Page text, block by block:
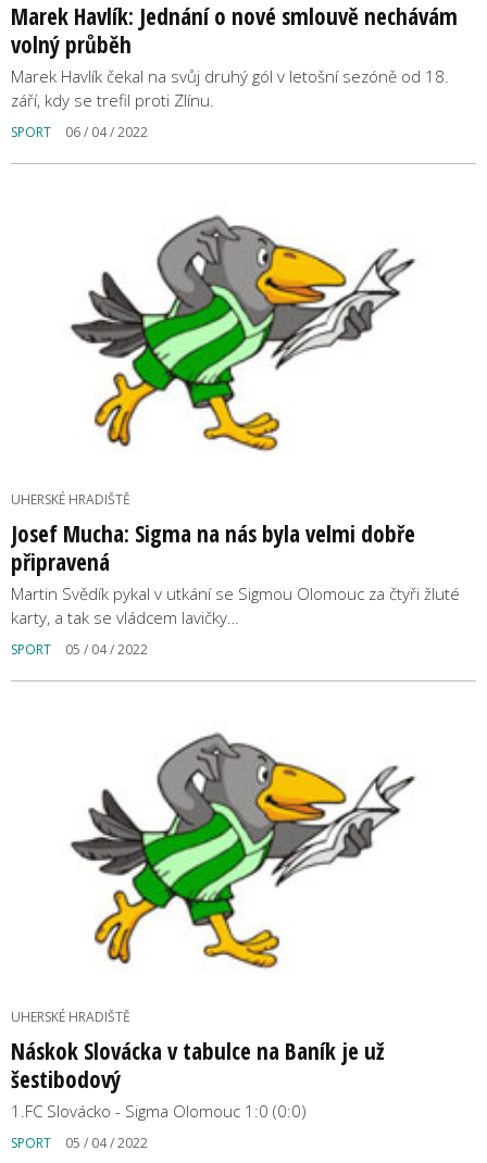
Marek Havlík: Jednání o nové smlouvě nechávám
volný průběh
Marek Havlík čekal na svůj druhý gól v letošní sezóně od 18.
září, kdy se trefil proti Zlínu.
SPORT 06 / 04 / 2022
UHERSKÉ HRADIŠTĚ
Josef Mucha: Sigma na nás byla velmi dobře
připravená
Martin Svědík pykal v utkání se Sigmou Olomouc za čtyři žluté
karty, a tak se vládcem lavičky…
SPORT 05 / 04 / 2022
UHERSKÉ HRADIŠTĚ
Náskok Slovácka v tabulce na Baník je už
šestibodový
1.FC Slovácko - Sigma Olomouc 1:0 (0:0)
SPORT 05 / 04 / 2022